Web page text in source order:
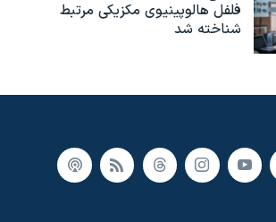
فلفل هالوپینیوی مکزیکی مرتبط
شناخته شد